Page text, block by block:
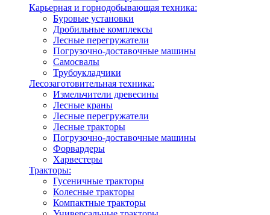
Карьерная и горнодобывающая техника:
Буровые установки
Дробильные комплексы
Лесные перегружатели
Погрузочно-доставочные машины
Самосвалы
Трубоукладчики
Лесозаготовительная техника:
Измельчители древесины
Лесные краны
Лесные перегружатели
Лесные тракторы
Погрузочно-доставочные машины
Форвардеры
Харвестеры
Тракторы:
Гусеничные тракторы
Колесные тракторы
Компактные тракторы